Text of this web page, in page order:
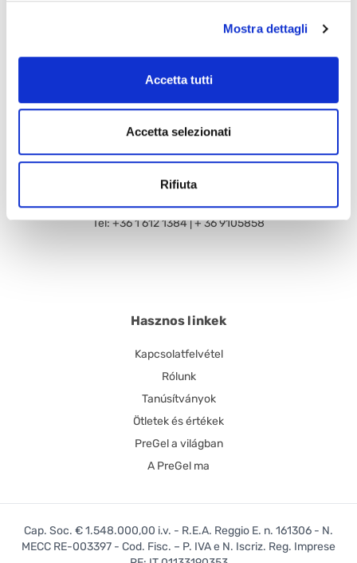
Mostra dettagli
Accetta tutti
Accetta selezionati
Rifiuta
Pre Gel Magyarország Kft.
Tel: +36 1 612 1384 | + 36 9105858
Hasznos linkek
Kapcsolatfelvétel
Rólunk
Tanúsítványok
Ötletek és értékek
PreGel a világban
A PreGel ma
Cap. Soc. € 1.548.000,00 i.v. - R.E.A. Reggio E. n. 161306 - N.
MECC RE-003397 - Cod. Fisc. – P. IVA e N. Iscriz. Reg. Imprese